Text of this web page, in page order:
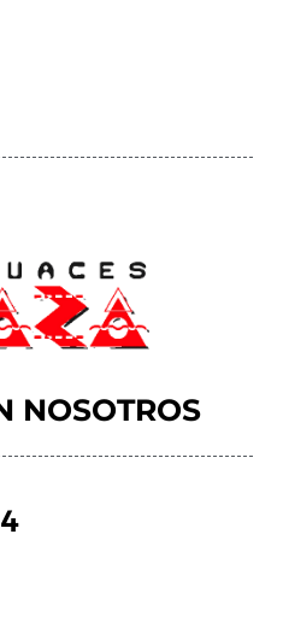
NOSOTROS